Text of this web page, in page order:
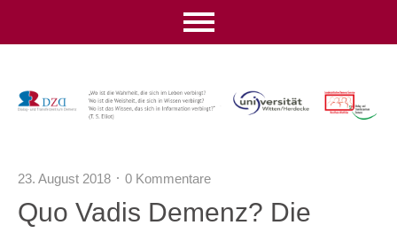
23. August 2018 0 Kommentare
Quo Vadis Demenz? Die